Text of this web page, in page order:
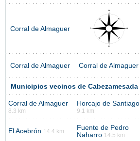
Corral de Almaguer
Corral de Almaguer Corral de Almaguer
Municipios vecinos de Cabezamesada
Corral de Almaguer
8.3 km
Horcajo de Santiago
9.1 km
El Acebrón 14.4 km
Fuente de Pedro
Naharro 14.5 km